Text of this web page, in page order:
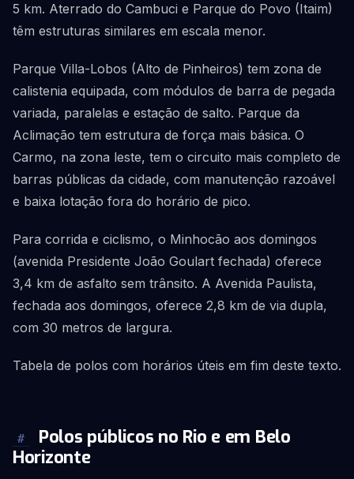
5 km. Aterrado do Cambuci e Parque do Povo (Itaim)
têm estruturas similares em escala menor.
Parque Villa-Lobos (Alto de Pinheiros) tem zona de
calistenia equipada, com módulos de barra de pegada
variada, paralelas e estação de salto. Parque da
Aclimação tem estrutura de força mais básica. O
Carmo, na zona leste, tem o circuito mais completo de
barras públicas da cidade, com manutenção razoável
e baixa lotação fora do horário de pico.
Para corrida e ciclismo, o Minhocão aos domingos
(avenida Presidente João Goulart fechada) oferece
3,4 km de asfalto sem trânsito. A Avenida Paulista,
fechada aos domingos, oferece 2,8 km de via dupla,
com 30 metros de largura.
Tabela de polos com horários úteis em fim deste texto.
#
Polos públicos no Rio e em Belo
Horizonte